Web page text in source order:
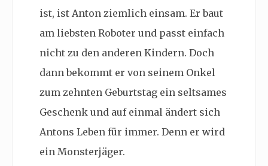
ist, ist Anton ziemlich einsam. Er baut
am liebsten Roboter und passt einfach
nicht zu den anderen Kindern. Doch
dann bekommt er von seinem Onkel
zum zehnten Geburtstag ein seltsames
Geschenk und auf einmal ändert sich
Antons Leben für immer. Denn er wird
ein Monsterjäger.